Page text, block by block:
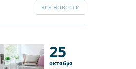
ВСЕ НОВОСТИ
25
октября